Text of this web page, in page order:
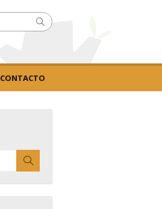
Buscar
CONTACTO